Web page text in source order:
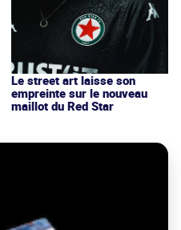
Le street art laisse son
empreinte sur le nouveau
maillot du Red Star